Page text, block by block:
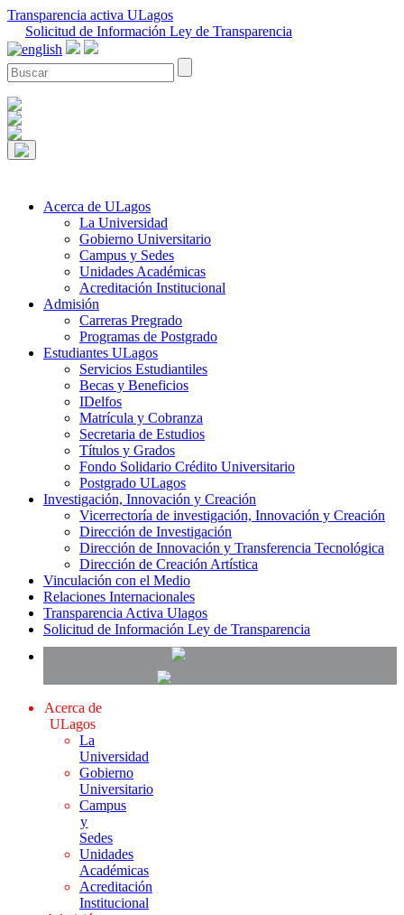
Transparencia activa ULagos
Solicitud de Información Ley de Transparencia
Acerca de ULagos
La Universidad
Gobierno Universitario
Campus y Sedes
Unidades Académicas
Acreditación Institucional
Admisión
Carreras Pregrado
Programas de Postgrado
Estudiantes ULagos
Servicios Estudiantiles
Becas y Beneficios
IDelfos
Matrícula y Cobranza
Secretaria de Estudios
Títulos y Grados
Fondo Solidario Crédito Universitario
Postgrado ULagos
Investigación, Innovación y Creación
Vicerrectoría de investigación, Innovación y Creación
Dirección de Investigación
Dirección de Innovación y Transferencia Tecnológica
Dirección de Creación Artística
Vinculación con el Medio
Relaciones Internacionales
Transparencia Activa Ulagos
Solicitud de Información Ley de Transparencia
Acerca de
ULagos
La
Universidad
Gobierno
Universitario
Campus
y
Sedes
Unidades
Académicas
Acreditación
Institucional